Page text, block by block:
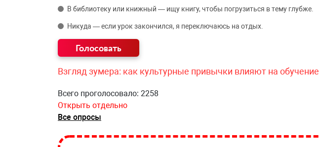
В библиотеку или книжный — ищу книгу, чтобы погрузиться в тему глубже.
Никуда — если урок закончился, я переключаюсь на отдых.
Взгляд зумера: как культурные привычки влияют на обучение
Всего проголосовало: 2258
Открыть отдельно
Все опросы